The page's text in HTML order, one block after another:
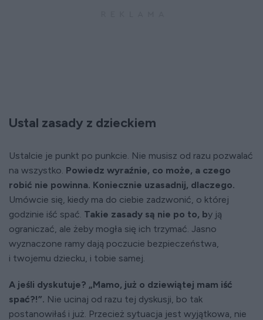
Ustal zasady z dzieckiem
Ustalcie je punkt po punkcie. Nie musisz od razu pozwalać
na wszystko. Powiedz wyraźnie, co może, a czego
robić nie powinna. Koniecznie uzasadnij, dlaczego.
Umówcie się, kiedy ma do ciebie zadzwonić, o której
godzinie iść spać. Takie zasady są nie po to, by ją
ograniczać, ale żeby mogła się ich trzymać. Jasno
wyznaczone ramy dają poczucie bezpieczeństwa,
i twojemu dziecku, i tobie samej.
A jeśli dyskutuje? „Mamo, już o dziewiątej mam iść
spać?!”. Nie ucinaj od razu tej dyskusji, bo tak
postanowiłaś i już. Przecież sytuacja jest wyjątkowa, nie